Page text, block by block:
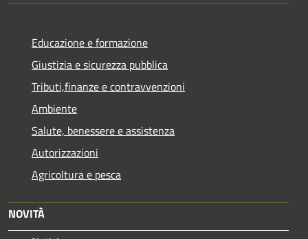
Educazione e formazione
Giustizia e sicurezza pubblica
Tributi,finanze e contravvenzioni
Ambiente
Salute, benessere e assistenza
Autorizzazioni
Agricoltura e pesca
NOVITÀ